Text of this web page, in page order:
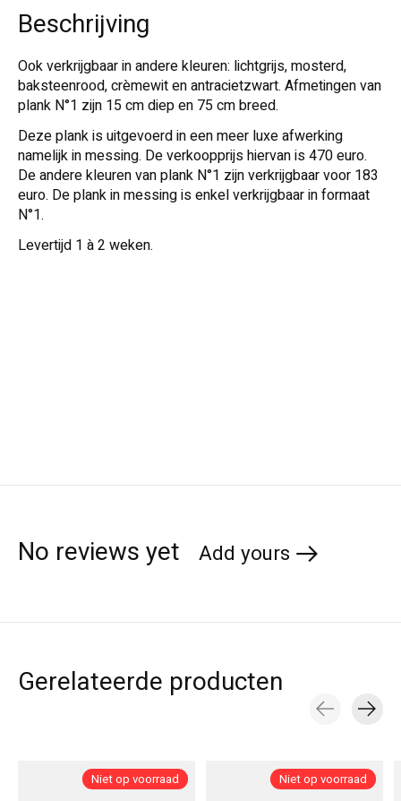
Beschrijving
Ook verkrijgbaar in andere kleuren: lichtgrijs, mosterd,
baksteenrood, crèmewit en antracietzwart. Afmetingen van
plank N°1 zijn 15 cm diep en 75 cm breed.
Deze plank is uitgevoerd in een meer luxe afwerking
namelijk in messing. De verkoopprijs hiervan is 470 euro.
De andere kleuren van plank N°1 zijn verkrijgbaar voor 183
euro. De plank in messing is enkel verkrijgbaar in formaat
N°1.
Levertijd 1 à 2 weken.
No reviews yet Add yours
Gerelateerde producten
Niet op voorraad Niet op voorraad